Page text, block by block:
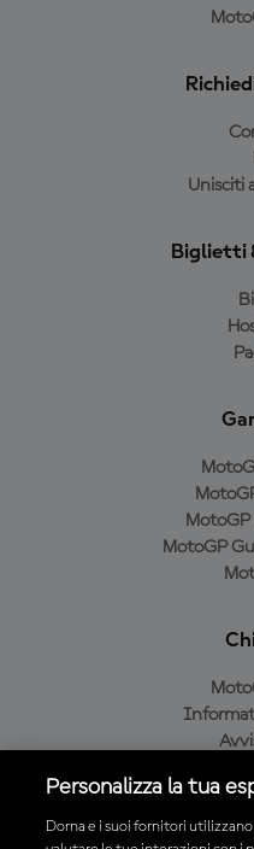
Unisciti
Biglietti
MotoGP
Personalizza la tua
Dorna e i suoi fornitori